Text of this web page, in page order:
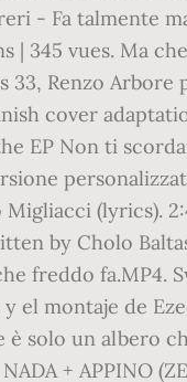
- Fa talmente
| 345 vues. Ma
Renzo
cover
EP Non ti
(lyrics).
by Cholo
freddo fa.MP4.
el montaje de
è solo un albero
+ APPINO